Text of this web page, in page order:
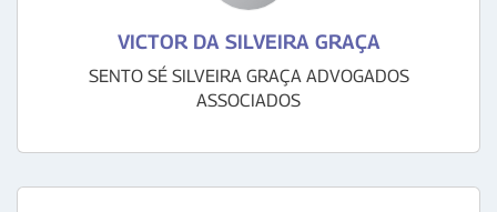
VICTOR DA SILVEIRA GRAÇA
SENTO SÉ SILVEIRA GRAÇA ADVOGADOS
ASSOCIADOS